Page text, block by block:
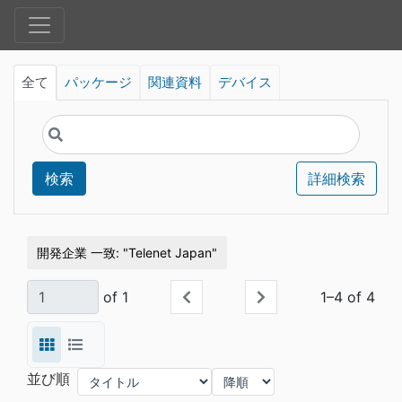
全て パッケージ 関連資料 デバイス
検索 詳細検索
開発企業 一致 Telenet Japan
of 1 1–4 of 4
並び順